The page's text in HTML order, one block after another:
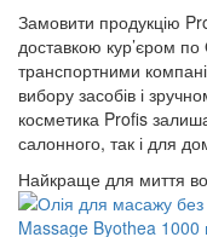
Замовити продукцію
доставкою кур’єром по
транспортними
вибору засобів і
косметика Profis
салонного, так і для
Найкраще для миття